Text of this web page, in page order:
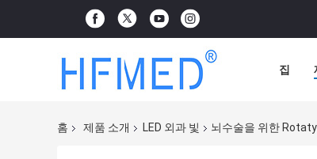
집
홈 제품 소개 LED 외과 빛 뇌수술을 위한